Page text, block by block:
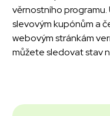
věrnostního
slevovým kupónům a
webovým stránkám
můžete sledovat stav